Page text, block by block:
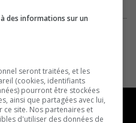
des informations sur un
seront traitées, et les
(cookies, identifiants
pourront être stockées
ainsi que partagées avec lui,
ce site. Nos partenaires et
d'utiliser des données de